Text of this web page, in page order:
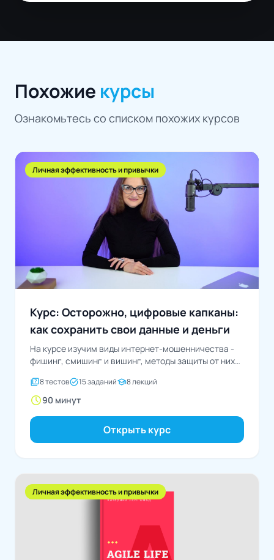
Похожие курсы
Ознакомьтесь со списком похожих курсов
Личная эффективность и привычки
Курс: Осторожно, цифровые капканы:
как сохранить свои данные и деньги
На курсе изучим виды интернет-мошенничества -
фишинг, смишинг и вишинг, методы защиты от них
quiz8 тестовtask_alt15 заданийschool8 лекций
schedule90 минут
Открыть курс
Личная эффективность и привычки